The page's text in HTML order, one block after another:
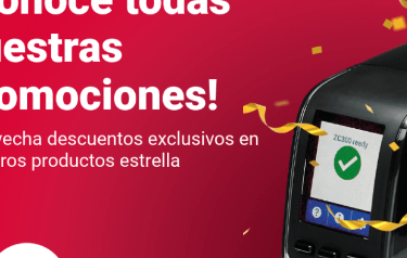
EQUIPOS